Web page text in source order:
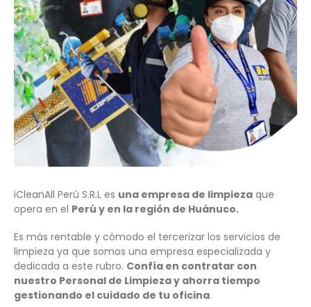
iCleanAll Perú S.R.L es una empresa de limpieza que
opera en el Perú y en la región de Huánuco.
Es más rentable y cómodo el tercerizar los servicios de
limpieza ya que somos una empresa especializada y
dedicada a este rubro. Confía en contratar con
nuestro Personal de Limpieza y ahorra tiempo
gestionando el cuidado de tu oficina.